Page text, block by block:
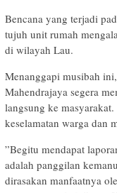
Bencana yang terjadi
tujuh unit rumah
di wilayah Lau.
​Menanggapi musibah
Mahendrajaya segera
langsung ke
keselamatan warga dan
​”Begitu mendapat
adalah panggilan
dirasakan manfaatnya